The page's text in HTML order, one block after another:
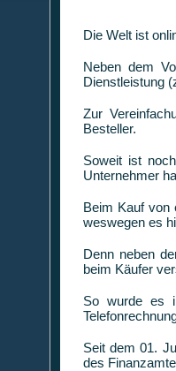
Die Welt ist
Neben dem
Dienstleistung
Zur
Besteller.
Soweit ist
Unternehmer
Beim Kauf von
weswegen es
Denn neben
beim Käufer
So wurde es
Seit dem 01.
des